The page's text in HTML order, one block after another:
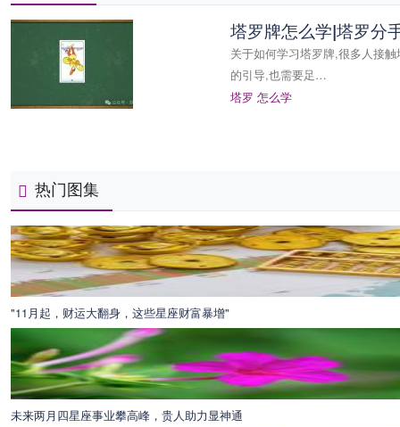
塔罗牌怎么学|塔罗分
关于如何学习塔罗牌,很多人接
的引导,也需要足…
塔罗 怎么学
热门图集
"11月起，财运大翻身，这些星座财富暴增"
未来两月四星座事业攀高峰，贵人助力显神通